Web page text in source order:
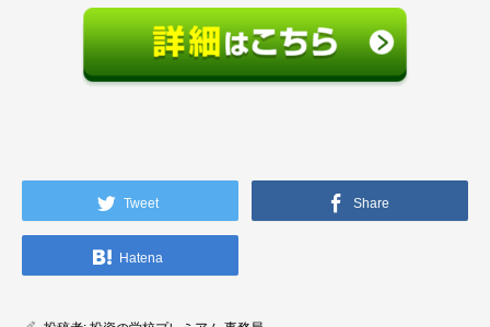
Tweet Share
Hatena